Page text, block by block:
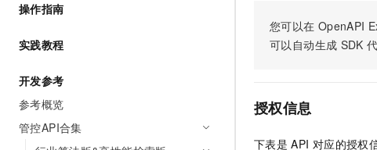
操作指南
实践教程
开发参考
参考概览
管控API合集
您可以在 OpenAPI
可以自动生成 SDK
授权信息
下表是 API 对应的授权
Qwen3-VL-Plus
大模型服务
千问AI平台-Token Plan NEW
安全
中间件
数据库
面向分析的企业级SaaS模式云数
网络
可观测
上云与迁云
企业出海
最高领取价值200元试用点，立
AI 产品 免费试用
140+云产品 免费试用
产品新客免费试用，最长12个月
大模型ACA认证体验
AI 算法大赛
云开发大赛